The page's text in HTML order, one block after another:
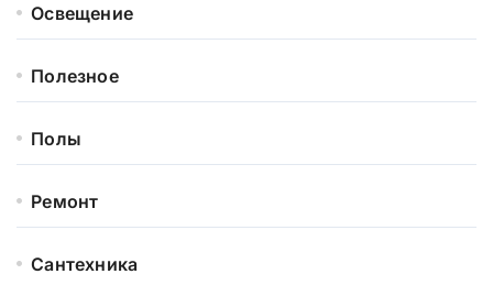
Освещение
Полезное
Полы
Ремонт
Сантехника